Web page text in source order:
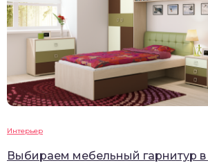
Интерьер
Выбираем мебельный гарнитур в